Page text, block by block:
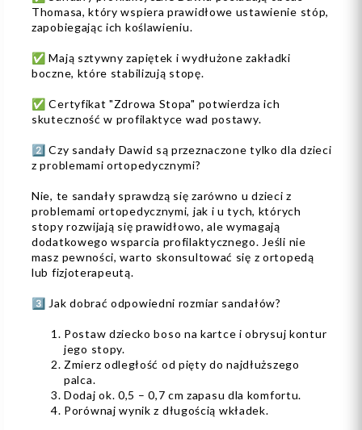
Thomasa, który wspiera prawidłowe ustawienie stóp,
zapobiegając ich koślawieniu.
✅ Mają sztywny zapiętek i wydłużone zakładki
boczne, które stabilizują stopę.
✅ Certyfikat "Zdrowa Stopa" potwierdza ich
skuteczność w profilaktyce wad postawy.
2️⃣ Czy sandały Dawid są przeznaczone tylko dla dzieci
z problemami ortopedycznymi?
Nie, te sandały sprawdzą się zarówno u dzieci z
problemami ortopedycznymi, jak i u tych, których
stopy rozwijają się prawidłowo, ale wymagają
dodatkowego wsparcia profilaktycznego. Jeśli nie
masz pewności, warto skonsultować się z ortopedą
lub fizjoterapeutą.
3️⃣ Jak dobrać odpowiedni rozmiar sandałów?
Postaw dziecko boso na kartce i obrysuj kontur
jego stopy.
Zmierz odległość od pięty do najdłuższego
palca.
Dodaj ok. 0,5 – 0,7 cm zapasu dla komfortu.
Porównaj wynik z długością wkładek.